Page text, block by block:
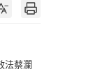
法蔡瀾